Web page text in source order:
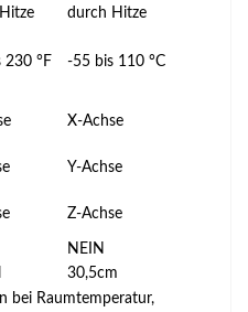
durch Hitze
230 °F
-55 bis 110 °C
X-Achse
Y-Achse
Z-Achse
NEIN
30,5cm
bei Raumtemperatur,